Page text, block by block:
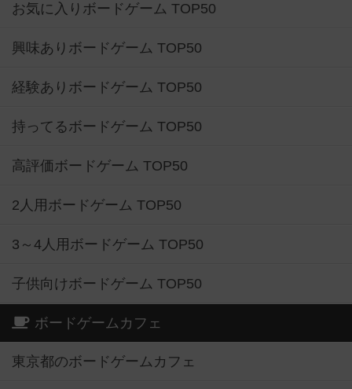
お気に入りボードゲーム TOP50
興味ありボードゲーム TOP50
経験ありボードゲーム TOP50
持ってるボードゲーム TOP50
高評価ボードゲーム TOP50
2人用ボードゲーム TOP50
3～4人用ボードゲーム TOP50
子供向けボードゲーム TOP50
ボードゲームカフェ
東京都のボードゲームカフェ